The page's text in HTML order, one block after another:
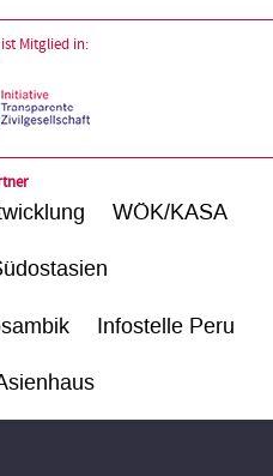
Mitglied in:
WÖK/KASA
Infostelle Peru